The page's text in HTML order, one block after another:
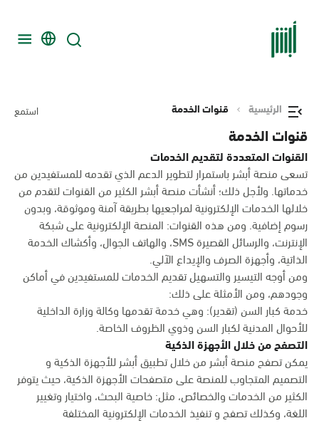
الرئيسية قنوات الخدمة استمع
قنوات الخدمة
القنوات المتعددة لتقديم الخدمات
تسعى منصة أبشر باستمرار لتطوير الدعم الذي تقدمه للمستفيدين من
خدماتها. ولأجل ذلك؛ أنشأت منصة أبشر الكثير من القنوات لتقدم من
خلالها الخدمات الإلكترونية لمراجعيها بطريقة آمنة وموثوقة، وبدون
رسوم إضافية. ومن هذه القنوات: المنصة الإلكترونية على شبكة
الإنترنت، والرسائل القصيرة SMS، والهاتف الجوال، وأكشاك الخدمة
الذاتية، وأجهزة الصرف والإيداع الآلي.
ومن أوجه التيسير والتسهيل تقديم الخدمات للمستفيدين في أماكن
وجودهم، ومن الأمثلة على ذلك:
خدمة كبار السن (تقدير): وهي خدمة تقدمها وكالة وزارة الداخلية
للأحوال المدنية لكبار السن وذوي الظروف الخاصة.
التصفح من خلال الأجهزة الذكية
يمكن تصفح منصة أبشر من خلال تطبيق أبشر للأجهزة الذكية و
التصميم المتجاوب للمنصة على متصفحات الأجهزة الذكية، حيث يتوفر
الكثير من الخدمات والخصائص، مثل: خاصية البحث، واختيار وتغيير
اللغة، وكذلك تصفح و تنفيذ الخدمات الإلكترونية المختلفة